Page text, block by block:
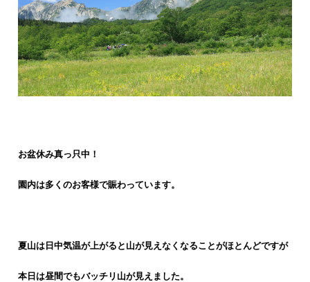
お盆休み真っ只中！
園内は多くのお客様で賑わっています。
夏山は日中気温が上がると山が見えなくなることがほとんどですが
本日は昼間でもバッチリ山が見えました。